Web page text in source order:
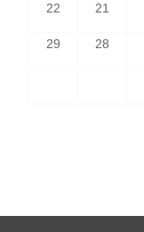
21
22
28
29